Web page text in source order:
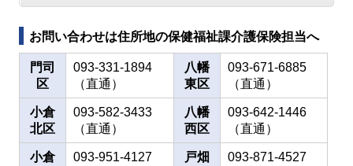
お問い合わせは住所地の保健福祉課介護保険担当へ
門司
区
093-331-1894
（直通）
八幡
東区
093-671-6885
（直通）
小倉
北区
093-582-3433
（直通）
八幡
西区
093-642-1446
（直通）
小倉
093-951-4127
戸畑
093-871-4527